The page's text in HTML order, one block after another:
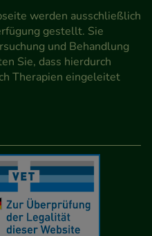
werden ausschließlich
gestellt. Sie
und Behandlung
Sie, dass hierdurch
Therapien eingeleitet